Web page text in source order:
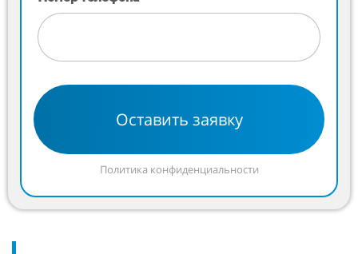
Оставить заявку
Политика конфиденциальности